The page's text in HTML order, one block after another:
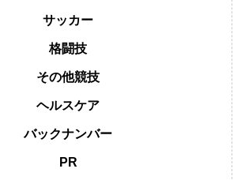
サッカー
格闘技
その他競技
ヘルスケア
バックナンバー
PR